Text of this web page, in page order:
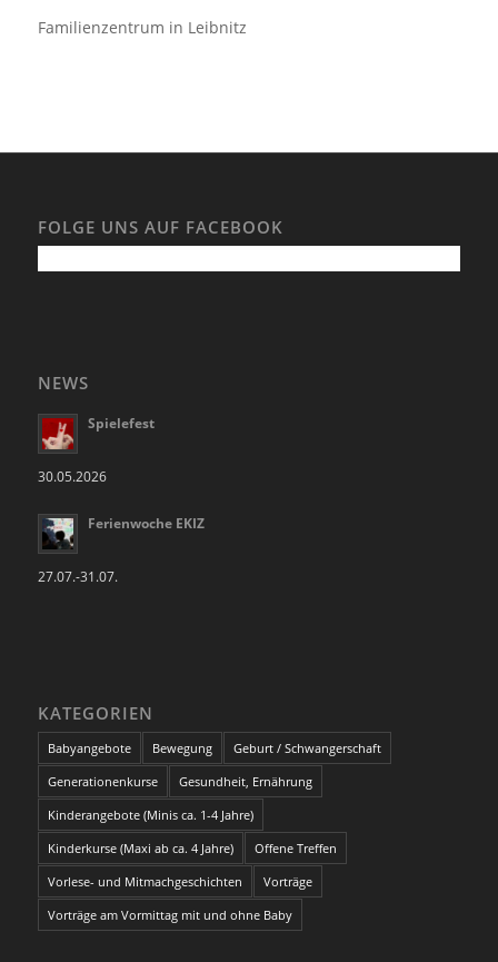
Familienzentrum in Leibnitz
FOLGE UNS AUF FACEBOOK
NEWS
Spielefest
30.05.2026
Ferienwoche EKIZ
27.07.-31.07.
KATEGORIEN
Babyangebote Bewegung
Geburt / Schwangerschaft
Generationenkurse
Gesundheit, Ernährung
Kinderangebote (Minis ca. 1-4 Jahre)
Kinderkurse (Maxi ab ca. 4 Jahre)
Offene Treffen
Vorlese- und Mitmachgeschichten
Vorträge
Vorträge am Vormittag mit und ohne Baby